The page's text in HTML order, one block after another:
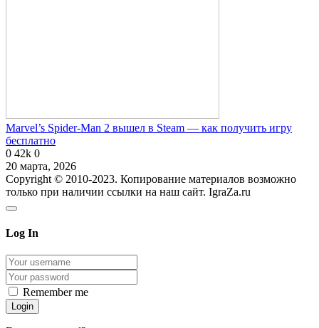
Marvel’s Spider-Man 2 вышел в Steam — как получить игру
бесплатно
0 42k 0
20 марта, 2026
Copyright © 2010-2023. Копирование материалов возможно
только при наличии ссылки на наш сайт. IgraZa.ru
Log In
Remember me